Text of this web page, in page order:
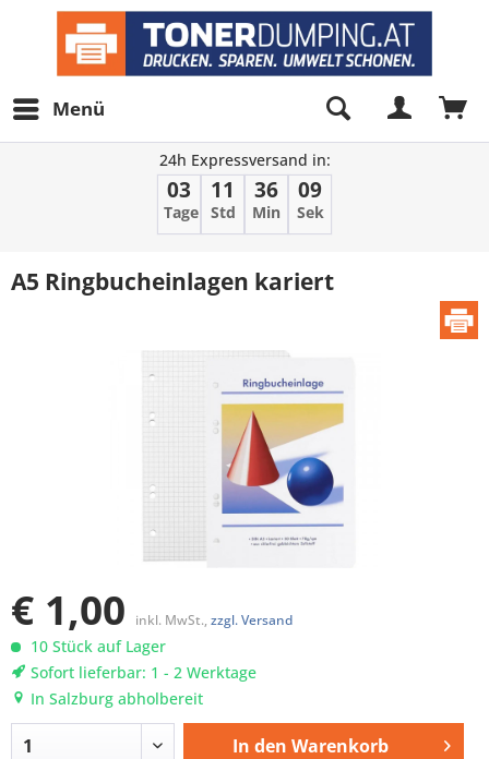
Menü
24h Expressversand in:
03
Tage
11
Std
36
Min
09
Sek
A5 Ringbucheinlagen kariert
€ 1,00 inkl. MwSt., zzgl. Versand
10 Stück auf Lager
Sofort lieferbar: 1 - 2 Werktage
In Salzburg abholbereit
In den Warenkorb